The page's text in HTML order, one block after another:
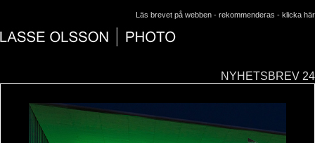
Läs brevet på webben - rekommenderas - klicka här
NYHETSBREV 24